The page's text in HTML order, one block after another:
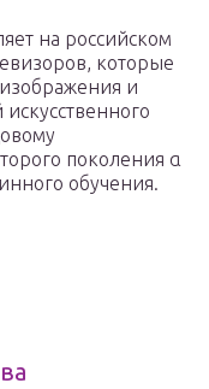
на российском
которые
и
поколения α
обучения.